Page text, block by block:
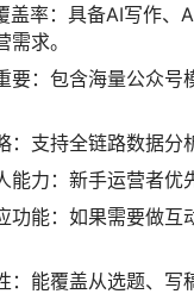
盖率：具备AI写作、
求。
要：包含海量公众
：支持全链路数据分
能力：新手运营者优
功能：如果需要做
：能覆盖从选题、